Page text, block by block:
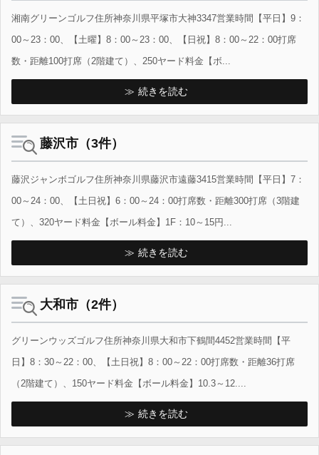
湘南グリーンゴルフ住所神奈川県平塚市大神3347営業時間【平日】9：
00～23：00、【土曜】8：00～23：00、【日祝】8：00～22：00打席
数・距離100打席（2階建て）、250ヤード料金【ボ...
続きを読む
藤沢市（3件）
藤沢ジャンボゴルフ住所神奈川県藤沢市遠藤3415営業時間【平日】7：
00～24：00、【土日祝】6：00～24：00打席数・距離300打席（3階建
て）、320ヤード料金【ボール料金】1F：10～15円...
続きを読む
大和市（2件）
グリーンウッズゴルフ住所神奈川県大和市下鶴間4452営業時間【平
日】8：30～22：00、【土日祝】8：00～22：00打席数・距離36打席
（2階建て）、150ヤード料金【ボール料金】10.3～12....
続きを読む